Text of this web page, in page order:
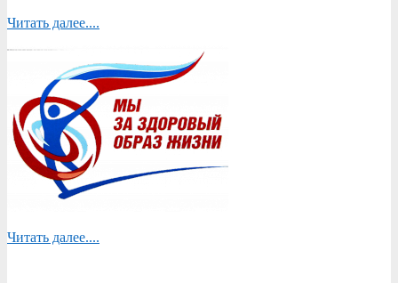
Читать далее....
Читать далее....